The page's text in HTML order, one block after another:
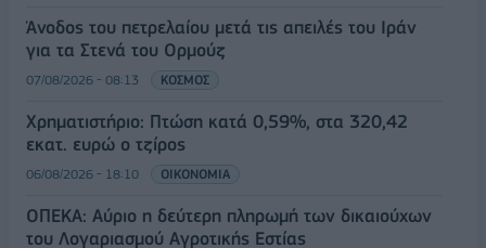
Άνοδος του πετρελαίου μετά τις απειλές του Ιράν
για τα Στενά του Ορμούζ
07/08/2026 - 08:13 ΚΟΣΜΟΣ
Χρηματιστήριο: Πτώση κατά 0,59%, στα 320,42
εκατ. ευρώ ο τζίρος
06/08/2026 - 18:10 ΟΙΚΟΝΟΜΙΑ
ΟΠΕΚΑ: Αύριο η δεύτερη πληρωμή των δικαιούχων
του Λογαριασμού Αγροτικής Εστίας